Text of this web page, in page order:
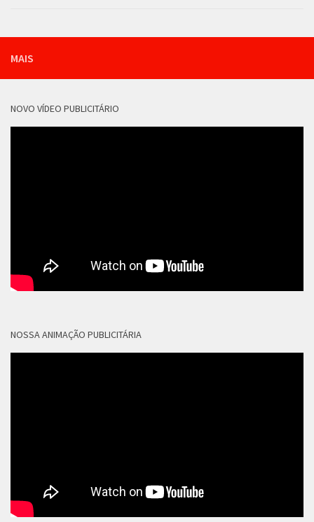
MAIS
NOVO VÍDEO PUBLICITÁRIO
NOSSA ANIMAÇÃO PUBLICITÁRIA